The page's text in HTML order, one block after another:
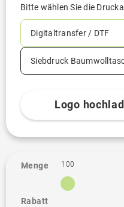
Bitte wählen Sie die
Digitaltransfer / DTF
Siebdruck
Logo
Menge
Rabatt
100